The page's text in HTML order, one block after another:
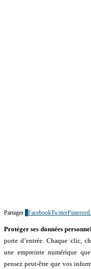
Partager FacebookTwitterPinterest
Protéger ses données
porte d’entrée. Chaque clic,
une empreinte numérique
pensez peut-être que vos